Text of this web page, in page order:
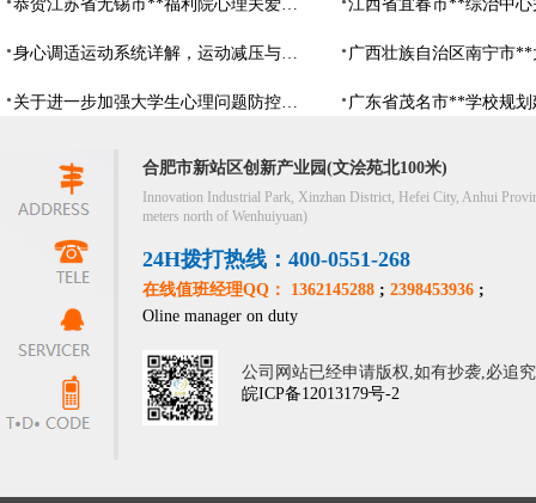
恭贺江苏省无锡市**福利院心理关爱中心建设项目由阳光心健代理商中标
身心调适运动系统详解，运动减压与心理调适全指南
关于进一步加强大学生心理问题防控，防控大学生心理危机
合肥市新站区创新产业园(文浍苑北100米)
Innovation Industrial Park, Xinzhan District, Hefei City, Anhui
meters north of Wenhuiyuan)
24H拨打热线：400-0551-268
在线值班经理QQ： 1362145288 ; 2398453936 ;
Oline manager on duty
公司网站已经申请版权,如有抄袭,必追
皖ICP备12013179号-2